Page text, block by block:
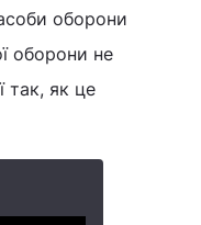
оборони
оборони не
так, як це